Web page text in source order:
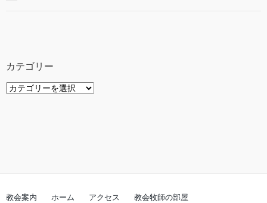
カテゴリー
カ
教会案内 ホーム アクセス 教会牧師の部屋